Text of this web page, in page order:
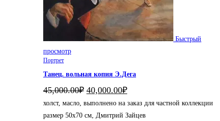
Быстрый
просмотр
Портрет
Танец. вольная копия Э.Дега
45,000.00₽ Первоначальная
цена
составляла
45,000.00₽.
40,000.00₽Текущая
40,000.00₽.
холст, масло, выполнено на заказ для частной коллекции
размер 50х70 см, Дмитрий Зайцев